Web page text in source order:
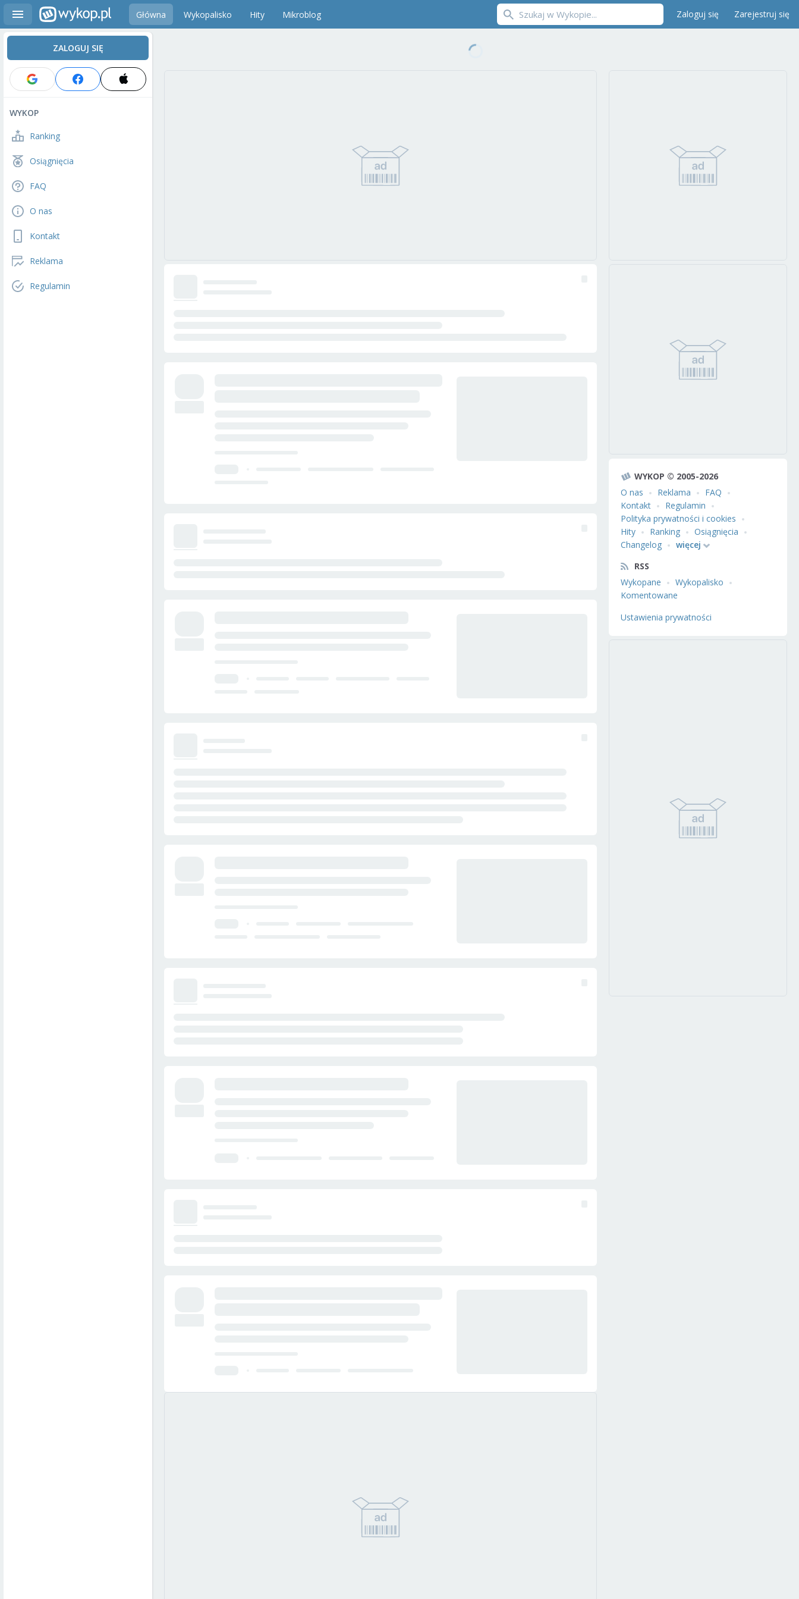
Główna Wykopalisko Hity Mikroblog Zaloguj się Zarejestruj się
ZALOGUJ SIĘ
WYKOP
Ranking
Osiągnięcia
FAQ
O nas
Kontakt
Reklama
Regulamin
WYKOP © 2005-2026
O nas
Reklama
FAQ
Kontakt
Regulamin
Polityka prywatności i cookies
Hity
Ranking
Osiągnięcia
Changelog
więcej
RSS
Wykopane
Wykopalisko
Komentowane
Ustawienia prywatności